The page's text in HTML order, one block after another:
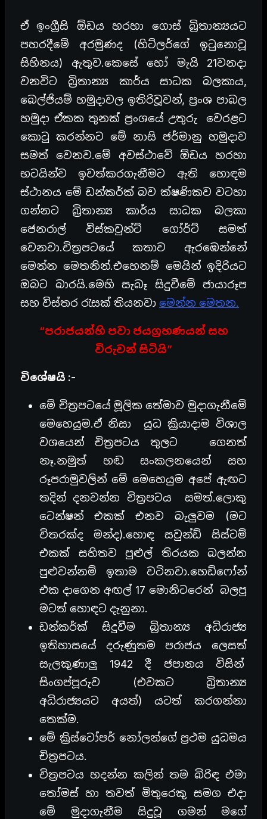
ඒ ඉංග්‍රීසි ඕඩය හරහා ගොස් බ්‍රිතාන්‍යයට
පහරදීමේ අරමුණද (හිට්ලර්ගේ ඉටුනොවූ
සිහිනය) ඇතුව.කෙසේ හෝ මැයි 21වනදා
වනවිට බ්‍රිතාන්‍ය කාර්ය සාධක බලකාය,
බෙල්ජියම් හමුදාවල ඉතිරිවූවන්, ප්‍රංශ පාබල
හමුදා ඒකක තුනක් ප්‍රංශයේ උතුරු වෙරළට
කොටු කරන්නට මේ නාසි ජර්මානු හමුදාව
සමත් වෙනව.මේ අවස්ථාවේ ඕඩය හරහා
භටයින්ව ඉවත්කරගැනීමට ඇති හොඳම
ස්ථානය මේ ඩන්කර්ක් බව ක්ෂණිකව වටහා
ගන්නට බ්‍රිතාන්‍ය කාර්ය සාධක බලකා
ජෙනරාල් විස්කවුන්ට් ගෝර්ට් සමත්
වෙනවා.චිත්‍රපටයේ කතාව ඇරඹෙන්නේ
මෙන්න මෙතනින්.එහෙනම් මෙයින් ඉදිරියට
ඔබට බාරයි.මෙහි සැබෑ සිදුවීමේ ජායාරූප
සහ විස්තර රැසක් තියනවා මෙන්න මෙතන.
“පරාජයන්හි පවා ජයග්‍රහණයන් සහ
විරුවන් සිටියි”
විශේෂයි :-
මේ චිත්‍රපටයේ මූලික තේමාව මුදාගැනීමේ
මෙහෙයුම.ඒ නිසා යුධ ක්‍රියාදාම විශාල
වශයෙන් චිත්‍රපටය තුලට ගෙනත්
නෑ.නමුත් හඬ සංකලනයෙන් සහ
රූපරාමුවලින් මේ මෙහෙයුම අපේ ඇඟට
තදින් දනවන්න චිත්‍රපටය සමත්.ලොකු
ටෙන්ෂන් එකක් එනව බැලුවම (මට
විතරක්ද මන්ද).හොඳ සවුන්ඩ් සිස්ටම්
එකක් සහිතව පුළුල් තිරයක බලන්න
පුළුවන්නම් ඉතාම වටිනවා.හෙඩ්ෆෝන්
එක දාගෙන අඟල් 17 මොනිටරෙන් බලපු
මටත් හොඳට දැනුනා.
ඩන්කර්ක් සිදුවීම බ්‍රිතාන්‍ය අධිරාජ්‍ය
ඉතිහාසයේ දරුණුතම පරාජය ලෙසත්
සැලකුණාලු 1942 දී ජපානය විසින්
සිංගප්පූරුව (එවකට බ්‍රිතාන්‍ය
අධිරාජ්‍යයට අයත්) යටත් කරගන්නා
තෙක්ම.
මේ ක්‍රිස්ටෝපර් නෝලන්ගේ ප්‍රථම යුධමය
චිත්‍රපටය.
චිත්‍රපටය හදන්න කලින් තම බිරිඳ එමා
තෝමස් හා තවත් මිතුරෙකු සමග එදා
මේ මුදාගැනීම සිදුවූ ගමන් මගේ